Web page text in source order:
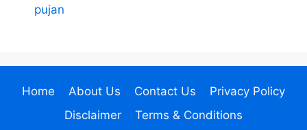
pujan
Home About Us Contact Us
Privacy Policy
Disclaimer
Terms & Conditions